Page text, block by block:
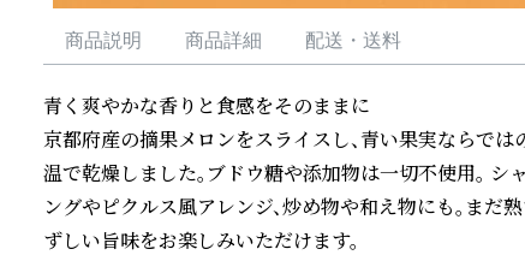
商品説明 商品詳細 配送・送料
青く爽やかな香りと食感をそのままに
京都府産の摘果メロンをスライスし、青い果実ならで
温で乾燥しました。ブドウ糖や添加物は一切不使用。
ングやピクルス風アレンジ、炒め物や和え物にも。まだ
ずしい旨味をお楽しみいただけます。